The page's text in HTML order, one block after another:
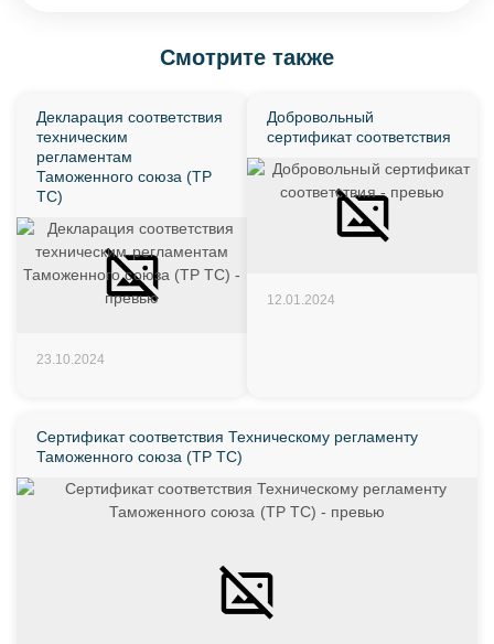
Смотрите также
Декларация соответствия
техническим
регламентам
Таможенного союза (ТР
ТС)
23.10.2024
Добровольный
сертификат соответствия
12.01.2024
Сертификат соответствия Техническому регламенту
Таможенного союза (ТР ТС)